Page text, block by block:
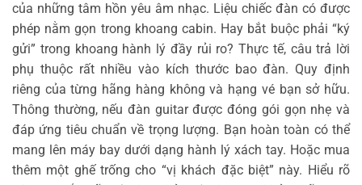
của những tâm hồn yêu âm nhạc. Liệu chiếc đàn có được
phép nằm gọn trong khoang cabin. Hay bắt buộc phải “ký
gửi” trong khoang hành lý đầy rủi ro? Thực tế, câu trả lời
phụ thuộc rất nhiều vào kích thước bao đàn. Quy định
riêng của từng hãng hàng không và hạng vé bạn sở hữu.
Thông thường, nếu đàn guitar được đóng gói gọn nhẹ và
đáp ứng tiêu chuẩn về trọng lượng. Bạn hoàn toàn có thể
mang lên máy bay dưới dạng hành lý xách tay. Hoặc mua
thêm một ghế trống cho “vị khách đặc biệt” này. Hiểu rõ